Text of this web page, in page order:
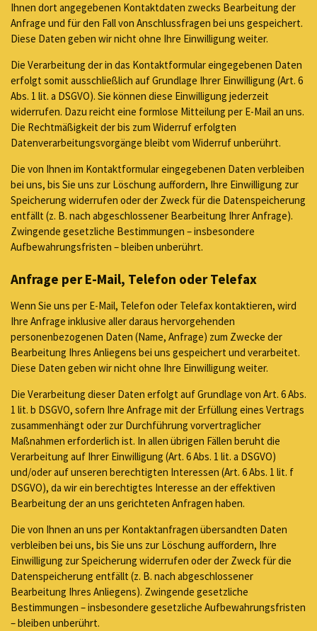
Ihnen dort angegebenen Kontaktdaten zwecks Bearbeitung der
Anfrage und für den Fall von Anschlussfragen bei uns gespeichert.
Diese Daten geben wir nicht ohne Ihre Einwilligung weiter.
Die Verarbeitung der in das Kontaktformular eingegebenen Daten
erfolgt somit ausschließlich auf Grundlage Ihrer Einwilligung (Art. 6
Abs. 1 lit. a DSGVO). Sie können diese Einwilligung jederzeit
widerrufen. Dazu reicht eine formlose Mitteilung per E-Mail an uns.
Die Rechtmäßigkeit der bis zum Widerruf erfolgten
Datenverarbeitungsvorgänge bleibt vom Widerruf unberührt.
Die von Ihnen im Kontaktformular eingegebenen Daten verbleiben
bei uns, bis Sie uns zur Löschung auffordern, Ihre Einwilligung zur
Speicherung widerrufen oder der Zweck für die Datenspeicherung
entfällt (z. B. nach abgeschlossener Bearbeitung Ihrer Anfrage).
Zwingende gesetzliche Bestimmungen – insbesondere
Aufbewahrungsfristen – bleiben unberührt.
Anfrage per E-Mail, Telefon oder Telefax
Wenn Sie uns per E-Mail, Telefon oder Telefax kontaktieren, wird
Ihre Anfrage inklusive aller daraus hervorgehenden
personenbezogenen Daten (Name, Anfrage) zum Zwecke der
Bearbeitung Ihres Anliegens bei uns gespeichert und verarbeitet.
Diese Daten geben wir nicht ohne Ihre Einwilligung weiter.
Die Verarbeitung dieser Daten erfolgt auf Grundlage von Art. 6 Abs.
1 lit. b DSGVO, sofern Ihre Anfrage mit der Erfüllung eines Vertrags
zusammenhängt oder zur Durchführung vorvertraglicher
Maßnahmen erforderlich ist. In allen übrigen Fällen beruht die
Verarbeitung auf Ihrer Einwilligung (Art. 6 Abs. 1 lit. a DSGVO)
und/oder auf unseren berechtigten Interessen (Art. 6 Abs. 1 lit. f
DSGVO), da wir ein berechtigtes Interesse an der effektiven
Bearbeitung der an uns gerichteten Anfragen haben.
Die von Ihnen an uns per Kontaktanfragen übersandten Daten
verbleiben bei uns, bis Sie uns zur Löschung auffordern, Ihre
Einwilligung zur Speicherung widerrufen oder der Zweck für die
Datenspeicherung entfällt (z. B. nach abgeschlossener
Bearbeitung Ihres Anliegens). Zwingende gesetzliche
Bestimmungen – insbesondere gesetzliche Aufbewahrungsfristen
– bleiben unberührt.